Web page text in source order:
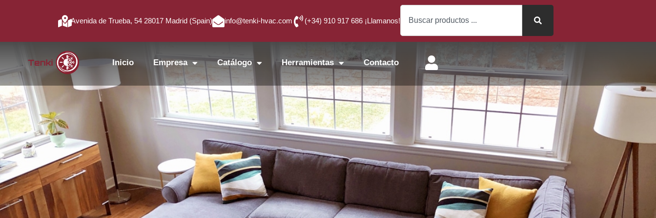
Avenida de Trueba, 54 28017 Madrid (Spain) info@tenki-hvac.com (+34) 910 917 686 ¡Llamanos!
Inicio Empresa Catálogo Herramientas Contacto